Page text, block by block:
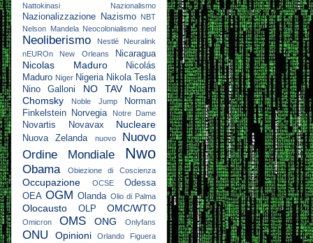
Nattokinasi Nazionalismo
Nazionalizzazione Nazismo
NBT
Nelson Mandela Neocolonialismo neol
Neoliberismo Nestlé
Neuralink
nEUROn
New Orleans Nicaragua
Nicolas Maduro
Nicolás
Maduro Niger Nigeria Nikola Tesla
Nino Galloni
NO TAV
Noam
Chomsky
Noble Jump
Norman
Finkelstein
Norvegia Notre Dame
Novartis Novavax Nucleare
Nuova Zelanda nuovo
Nuovo
Ordine Mondiale
Nwo
Obama Obiezione di Coscienza
Occupazione OCSE
Odessa
OEA OGM Olanda Olio di Palma
Olocausto OLP OMC/WTO
Omicron OMS ONG Onlyfans
ONU Opinioni
Orlando Figuera